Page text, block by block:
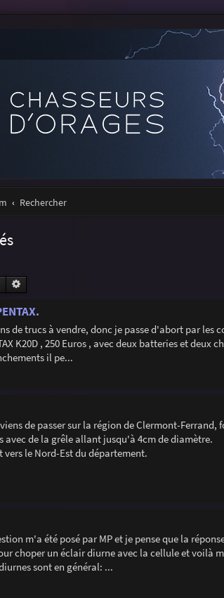
Rechercher
Rechercher
de trucs à vendre, donc je passe d'abort par les
K20D , 250 Euros , avec deux batteries et deux
il pe...
de passer sur la région de Clermont-
de la grêle allant jusqu'à 4cm de diamètre.
le Nord-Est du département.
m'a été posé par MP et je pense que la
choper un éclair diurne avec la cellule et voilà
sont en général: ...